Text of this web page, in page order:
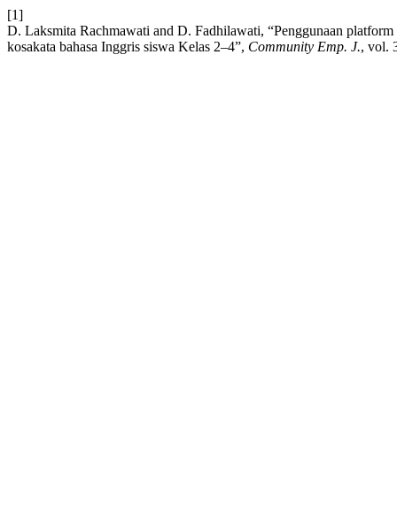
[1]
D. Laksmita Rachmawati and D. Fadhilawati, “Penggunaan
kosakata bahasa Inggris siswa Kelas 2–4”, Community Emp. J., vol.